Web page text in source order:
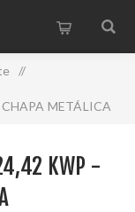
/
METÁLICA
KWP -